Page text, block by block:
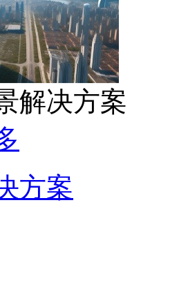
解决方案
方案